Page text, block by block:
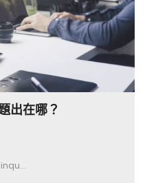
出在哪？